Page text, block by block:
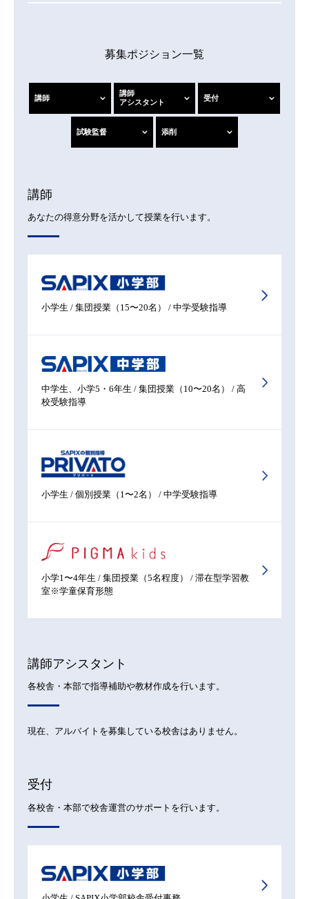
募集ポジション一覧
講師
講師
アシスタント
受付
試験監督 添削
講師
あなたの得意分野を活かして授業を行います。
小学生 / 集団授業（15〜20名） / 中学受験指導
中学生、小学5・6年生 / 集団授業（10〜20名） / 高
校受験指導
小学生 / 個別授業（1〜2名） / 中学受験指導
小学1〜4年生 / 集団授業（5名程度） / 滞在型学習教
室※学童保育形態
講師アシスタント
各校舎・本部で指導補助や教材作成を行います。
現在、アルバイトを募集している校舎はありません。
受付
各校舎・本部で校舎運営のサポートを行います。